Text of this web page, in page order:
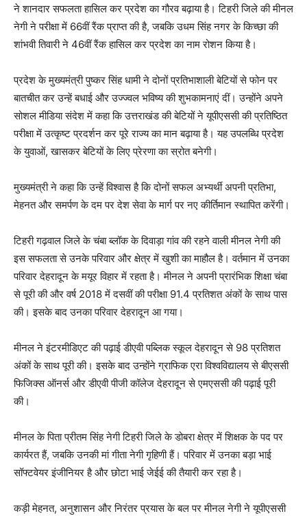
ने शानदार सफलता हासिल कर प्रदेश का गौरव बढ़ाया है। टिहरी जिले की मीनल
नेगी ने परीक्षा में 66वीं रैंक प्राप्त की है, जबकि उधम सिंह नगर के किच्छा की
शांभवी तिवारी ने 46वीं रैंक हासिल कर प्रदेश का नाम रोशन किया है।
प्रदेश के मुख्यमंत्री पुष्कर सिंह धामी ने दोनों प्रतिभाशाली बेटियों से फोन पर
बातचीत कर उन्हें बधाई और उज्ज्वल भविष्य की शुभकामनाएं दीं। उन्होंने अपने
सोशल मीडिया संदेश में कहा कि उत्तराखंड की बेटियों ने यूपीएससी की प्रतिष्ठित
परीक्षा में उत्कृष्ट प्रदर्शन कर पूरे राज्य का मान बढ़ाया है। यह उपलब्धि प्रदेश
के युवाओं, खासकर बेटियों के लिए प्रेरणा का स्रोत बनेगी।
मुख्यमंत्री ने कहा कि उन्हें विश्वास है कि दोनों सफल अभ्यर्थी अपनी प्रतिभा,
मेहनत और समर्पण के दम पर देश सेवा के मार्ग पर नए कीर्तिमान स्थापित करेंगी।
टिहरी गढ़वाल जिले के चंबा ब्लॉक के दिवाड़ा गांव की रहने वाली मीनल नेगी की
इस सफलता से उनके परिवार और क्षेत्र में खुशी का माहौल है। वर्तमान में उनका
परिवार देहरादून के मयूर विहार में रहता है। मीनल ने अपनी प्रारंभिक शिक्षा चंबा
से पूरी की और वर्ष 2018 में दसवीं की परीक्षा 91.4 प्रतिशत अंकों के साथ पास
की। इसके बाद उनका परिवार देहरादून आ गया।
मीनल ने इंटरमीडिएट की पढ़ाई डीएवी पब्लिक स्कूल देहरादून से 98 प्रतिशत
अंकों के साथ पूरी की। इसके बाद उन्होंने ग्राफिक एरा विश्वविद्यालय से बीएससी
फिजिक्स ऑनर्स और डीएवी पीजी कॉलेज देहरादून से एमएससी की पढ़ाई पूरी
की।
मीनल के पिता प्रीतम सिंह नेगी टिहरी जिले के डोबरा क्षेत्र में शिक्षक के पद पर
कार्यरत हैं, जबकि उनकी मां गीता नेगी गृहिणी हैं। परिवार में उनका बड़ा भाई
सॉफ्टवेयर इंजीनियर है और छोटा भाई जेईई की तैयारी कर रहा है।
कड़ी मेहनत, अनुशासन और निरंतर प्रयास के बल पर मीनल नेगी ने यूपीएससी